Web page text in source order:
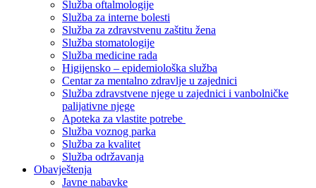
Služba oftalmologije
Služba za interne bolesti
Služba za zdravstvenu zaštitu žena
Služba stomatologije
Služba medicine rada
Higijensko – epidemiološka služba
Centar za mentalno zdravlje u zajednici
Služba zdravstvene njege u zajednici i vanbolničke
palijativne njege
Apoteka za vlastite potrebe
Služba voznog parka
Služba za kvalitet
Služba održavanja
Obavještenja
Javne nabavke